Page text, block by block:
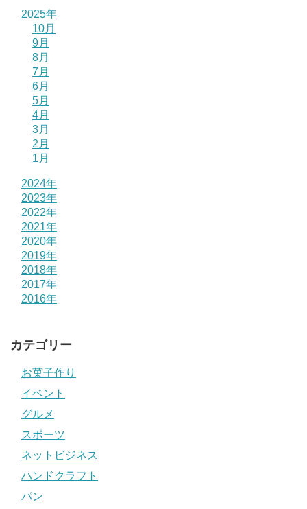
2025年
10月
9月
8月
7月
6月
5月
4月
3月
2月
1月
2024年
2023年
2022年
2021年
2020年
2019年
2018年
2017年
2016年
カテゴリー
お菓子作り
イベント
グルメ
スポーツ
ネットビジネス
ハンドクラフト
パン